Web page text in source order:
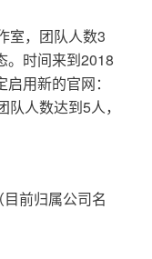
室，团队人数3
。时间来到2018
用新的官网：
人数达到5人，
前归属公司名